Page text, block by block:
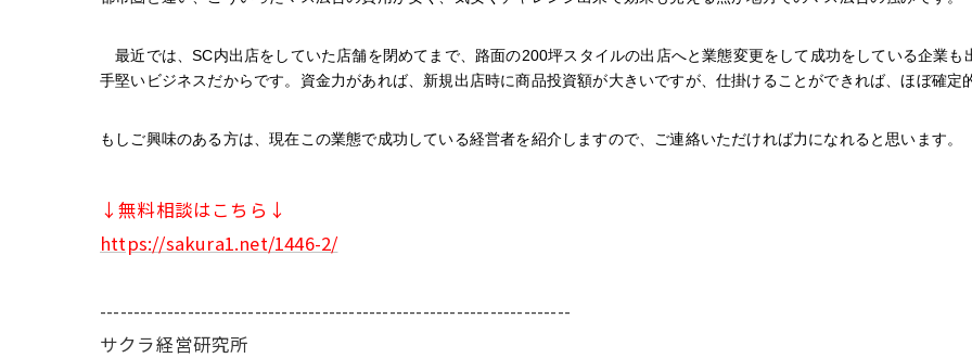
最近では、SC内出店をしていた店舗を閉めてまで、路面の200坪スタイルの出店へと業態変更をして成功をしている企業も
手堅いビジネスだからです。資金力があれば、新規出店時に商品投資額が大きいですが、仕掛けることができれば、ほぼ確定
もしご興味のある方は、現在この業態で成功している経営者を紹介しますので、ご連絡いただければ力になれると思います。
↓無料相談はこちら↓
https://sakura1.net/1446-2/
----------------------------------------------------------------------
サクラ経営研究所